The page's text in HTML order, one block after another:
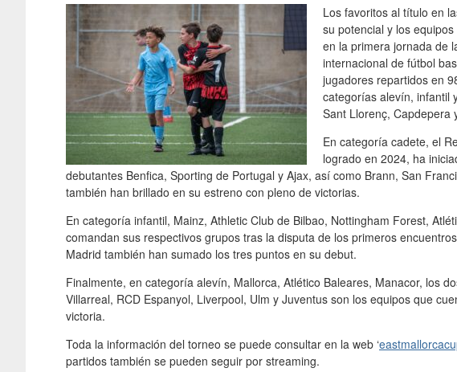
Los favoritos al título en
su potencial y los
en la primera jornada de
internacional de fútbol
jugadores repartidos en
categorías alevín, infantil
Sant Llorenç, Capdepera
En categoría cadete, el
logrado en 2024, ha
debutantes Benfica, Sporting de Portugal y Ajax, así como Brann, San
también han brillado en su estreno con pleno de victorias.
En categoría infantil, Mainz, Athletic Club de Bilbao, Nottingham Forest,
comandan sus respectivos grupos tras la disputa de los primeros
Madrid también han sumado los tres puntos en su debut.
Finalmente, en categoría alevín, Mallorca, Atlético Baleares, Manacor, los
Villarreal, RCD Espanyol, Liverpool, Ulm y Juventus son los equipos que
victoria.
Toda la información del torneo se puede consultar en la web ‘
partidos también se pueden seguir por streaming.